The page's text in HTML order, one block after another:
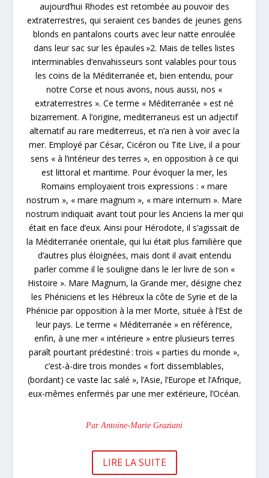
aujourd’hui Rhodes est retombée au pouvoir des
extraterrestres, qui seraient ces bandes de jeunes gens
blonds en pantalons courts avec leur natte enroulée
dans leur sac sur les épaules »2. Mais de telles listes
interminables d’envahisseurs sont valables pour tous
les coins de la Méditerranée et, bien entendu, pour
notre Corse et nous avons, nous aussi, nos «
extraterrestres ». Ce terme « Méditerranée » est né
bizarrement. A l’origine, mediterraneus est un adjectif
alternatif au rare mediterreus, et n’a rien à voir avec la
mer. Employé par César, Cicéron ou Tite Live, il a pour
sens « à l’intérieur des terres », en opposition à ce qui
est littoral et maritime. Pour évoquer la mer, les
Romains employaient trois expressions : « mare
nostrum », « mare magnum », « mare internum ». Mare
nostrum indiquait avant tout pour les Anciens la mer qui
était en face d’eux. Ainsi pour Hérodote, il s’agissait de
la Méditerranée orientale, qui lui était plus familière que
d’autres plus éloignées, mais dont il avait entendu
parler comme il le souligne dans le Ier livre de son «
Histoire ». Mare Magnum, la Grande mer, désigne chez
les Phéniciens et les Hébreux la côte de Syrie et de la
Phénicie par opposition à la mer Morte, située à l’Est de
leur pays. Le terme « Méditerranée » en référence,
enfin, à une mer « intérieure » entre plusieurs terres
paraît pourtant prédestiné : trois « parties du monde »,
c’est-à-dire trois mondes « fort dissemblables,
(bordant) ce vaste lac salé », l’Asie, l’Europe et l’Afrique,
eux-mêmes enfermés par une mer extérieure, l’Océan.
Par Antoine-Marie Graziani
LIRE LA SUITE